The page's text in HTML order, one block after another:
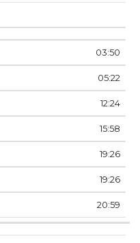
03:50
05:22
12:24
15:58
19:26
19:26
20:59